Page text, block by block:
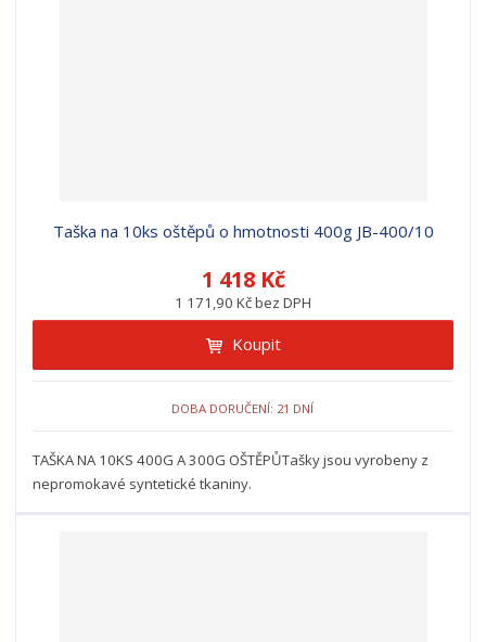
Taška na 10ks oštěpů o hmotnosti 400g JB-400/10
1 418 Kč
1 171,90 Kč bez DPH
Koupit
DOBA DORUČENÍ: 21 DNÍ
TAŠKA NA 10KS 400G A 300G OŠTĚPŮTašky jsou vyrobeny z
nepromokavé syntetické tkaniny.